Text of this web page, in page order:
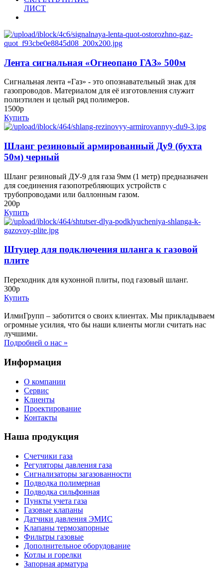
ЛИСТ
Лента сигнальная «Огнеопано ГАЗ» 500м
Сигнальная лента «Газ» - это опознавательный знак для
газопроводов. Материалом для её изготовления служит
полиэтилен и целый ряд полимеров.
1500р
Купить
Шланг резиновый армированный Ду9 (бухта
50м) черный
Шланг резиновый ДУ-9 для газа 9мм (1 метр) предназначен
для соединения газопотребляющих устройств с
трубопроводами или баллонным газом.
200р
Купить
Штуцер для подключения шланга к газовой
плите
Переходник для кухонной плиты, под газовый шланг.
300р
Купить
ИлмиГрупп – заботится о своих клиентах. Мы прикладываем
огромные усилия, что бы наши клиенты могли считать нас
лучшими.
Подробней о нас »
Информация
О компании
Сервис
Клиенты
Проектирование
Контакты
Наша продукция
Счетчики газа
Регуляторы давления газа
Сигнализаторы загазованности
Подводка полимерная
Подводка сильфонная
Пункты учета газа
Газовые клапаны
Датчики давления ЭМИС
Клапаны термозапорные
Фильтры газовые
Дополнительное оборудование
Котлы и горелки
Запорная арматура